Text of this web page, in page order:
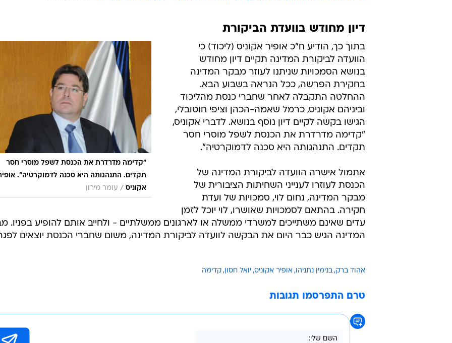
דיון מחודש בוועדת הביקורת
"קדימה מדרדרת את הכנסת לשפל מוסרי חסר
תקדים. התנהגותה היא סכנה לדמוקרטיה".
אקוניס / עומר מירון
בתוך כך, הודיע ח"כ אופיר אקוניס (ליכוד) כי
הוועדה לביקורת המדינה תקיים דיון מחודש
בנושא הסמכויות שניתנו לעוזר מבקר המדינה
בחקירת הפרשה, ככל הנראה בשבוע הבא.
ההחלטה התקבלה לאחר שחברי כנסת מהליכוד
וביניהם אקוניס, כרמל שאמה-הכהן וציפי חוטובלי,
הגישו בקשה לקיים דיון נוסף בנושא. לדברי אקוניס,
"קדימה מדרדרת את הכנסת לשפל מוסרי חסר
תקדים. התנהגותה היא סכנה לדמוקרטיה".
אתמול אישרה הוועדה לביקורת המדינה של
הכנסת לעוזרו לענייני השחיתות הציבורית של
מבקר המדינה, נחום לוי, סמכויות של ועדת
חקירה. בהתאם לסמכויות שאושרו, לוי יוכל לזמן
עדים שאינם משתייכים למשרדי ממשלה או לארגונים ממשלתיים - ולחייב אותם להופיע בפניו.
המדינה הגיש כבר היום את הבקשה לוועדה לביקורת המדינה, משום שחברי הכנסת יוצאים
אהוד ברק בנימין נתניהו אופיר אקוניס יואל חסון קדימה
טרם התפרסמו תגובות